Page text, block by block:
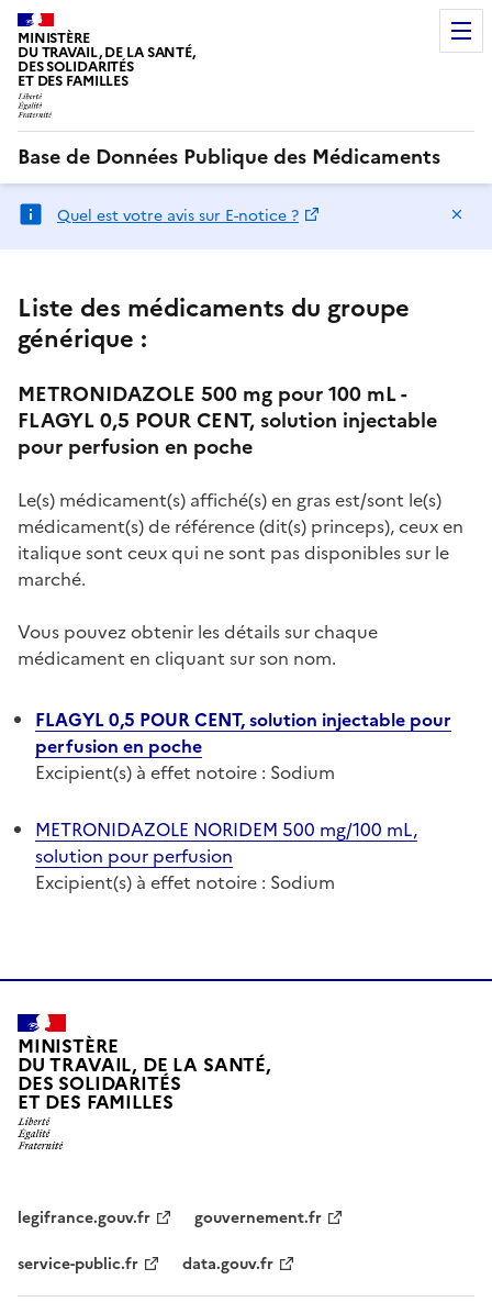
MINISTÈRE
DU TRAVAIL, DE LA SANTÉ,
DES SOLIDARITÉS
ET DES FAMILLES
Base de Données Publique des Médicaments
Quel est votre avis sur E-notice ?
Liste des médicaments du groupe
générique :
METRONIDAZOLE 500 mg pour 100 mL -
FLAGYL 0,5 POUR CENT, solution injectable
pour perfusion en poche
Le(s) médicament(s) affiché(s) en gras est/sont le(s)
médicament(s) de référence (dit(s) princeps), ceux en
italique sont ceux qui ne sont pas disponibles sur le
marché.
Vous pouvez obtenir les détails sur chaque
médicament en cliquant sur son nom.
FLAGYL 0,5 POUR CENT, solution injectable pour
perfusion en poche
Excipient(s) à effet notoire : Sodium
METRONIDAZOLE NORIDEM 500 mg/100 mL,
solution pour perfusion
Excipient(s) à effet notoire : Sodium
MINISTÈRE
DU TRAVAIL, DE LA SANTÉ,
DES SOLIDARITÉS
ET DES FAMILLES
legifrance.gouv.fr
gouvernement.fr
service-public.fr
data.gouv.fr